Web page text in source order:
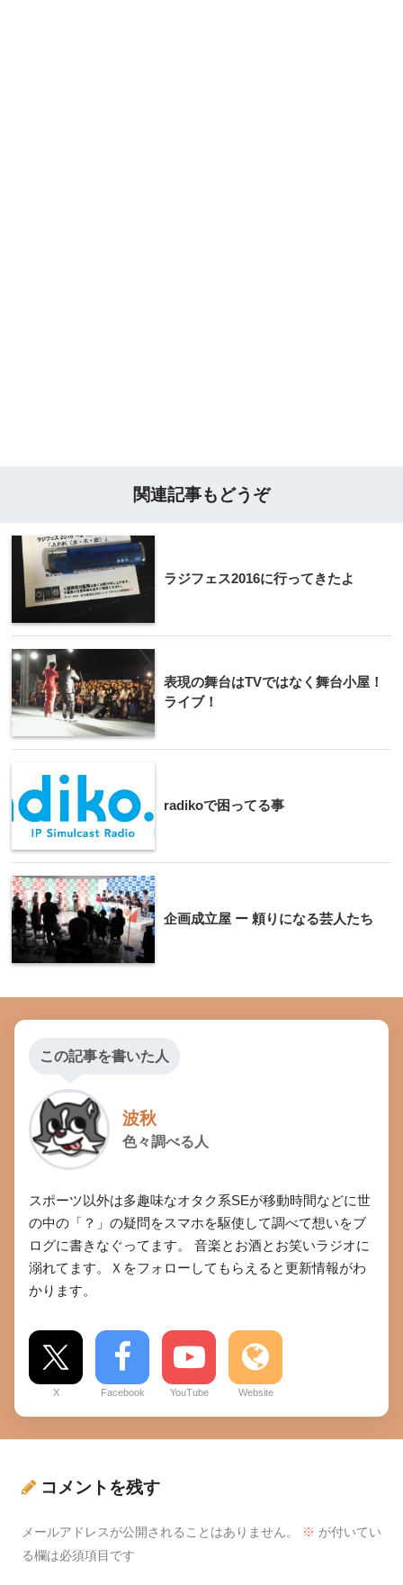
関連記事もどうぞ
ラジフェス2016に行ってきたよ
表現の舞台はTVではなく舞台小屋！
ライブ！
radikoで困ってる事
企画成立屋 ー 頼りになる芸人たち
この記事を書いた人
波秋
色々調べる人
スポーツ以外は多趣味なオタク系SEが移動時間などに世
の中の「？」の疑問をスマホを駆使して調べて想いをブ
ログに書きなぐってます。 音楽とお酒とお笑いラジオに
溺れてます。Ｘをフォローしてもらえると更新情報がわ
かります。
X Facebook YouTube Website
コメントを残す
メールアドレスが公開されることはありません。 ※ が付いてい
る欄は必須項目です